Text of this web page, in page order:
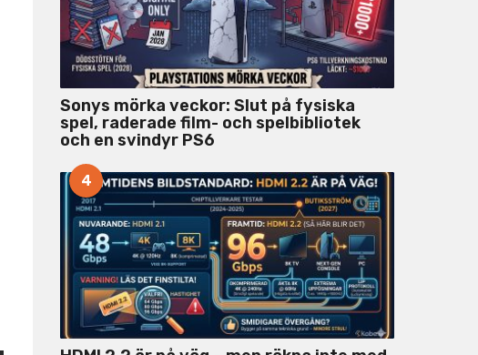
Sonys mörka veckor: Slut på fysiska
spel, raderade film- och spelbibliotek
och en svindyr PS6
4